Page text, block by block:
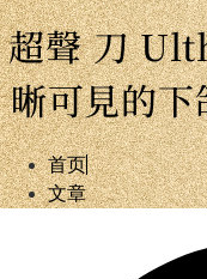
超聲 刀
晰可見的
首页
文章